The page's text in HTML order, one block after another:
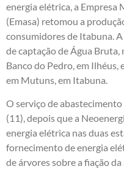
energia elétrica, a Empresa
(Emasa) retomou a
consumidores de Itabuna.
de captação de Água Bruta,
Banco do Pedro, em Ilhéus,
em Mutuns, em Itabuna.
O serviço de
(11), depois que a
energia elétrica nas duas
fornecimento de energia
de árvores sobre a fiação